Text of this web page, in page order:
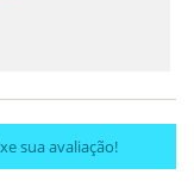
sua avaliação!